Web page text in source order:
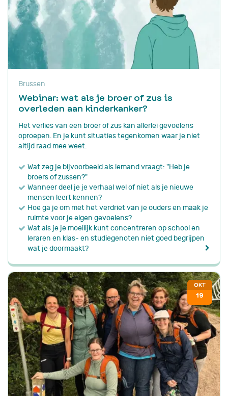
Brussen
Webinar: wat als je broer of zus is
overleden aan kinderkanker?
Het verlies van een broer of zus kan allerlei gevoelens
oproepen. En je kunt situaties tegenkomen waar je niet
altijd raad mee weet.
Wat zeg je bijvoorbeeld als iemand vraagt: "Heb je
broers of zussen?"
Wanneer deel je je verhaal wel of niet als je nieuwe
mensen leert kennen?
Hoe ga je om met het verdriet van je ouders en maak je
ruimte voor je eigen gevoelens?
Wat als je je moeilijk kunt concentreren op school en
leraren en klas- en studiegenoten niet goed begrijpen
wat je doormaakt?
OKT
19